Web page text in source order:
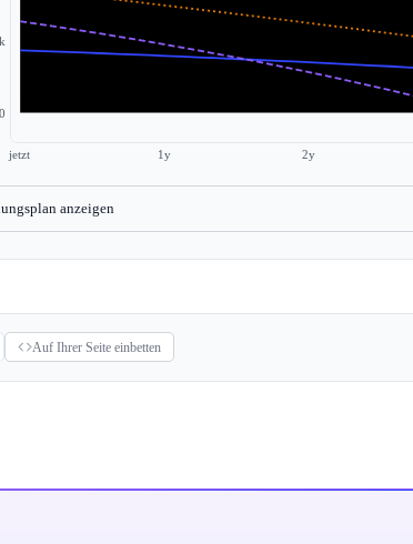
0
jetzt 1y 2y
anzeigen
Auf Ihrer Seite einbetten